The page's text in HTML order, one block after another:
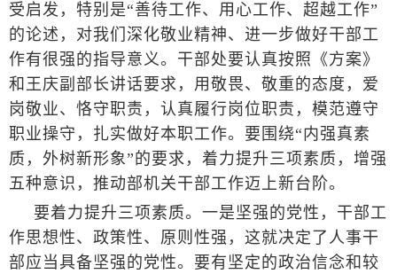
受启发，特别是“善待工作、用心工作、超越工作”
的论述，对我们深化敬业精神、进一步做好干部工
作有很强的指导意义。干部处要认真按照《方案》
和王庆副部长讲话要求，用敬畏、敬重的态度，爱
岗敬业、恪守职责，认真履行岗位职责，模范遵守
职业操守，扎实做好本职工作。要围绕“内强真素
质，外树新形象”的要求，着力提升三项素质，增强
五种意识，推动部机关干部工作迈上新台阶。
要着力提升三项素质。一是坚强的党性，干部工
作思想性、政策性、原则性强，这就决定了人事干
部应当具备坚强的党性。要有坚定的政治信念和较